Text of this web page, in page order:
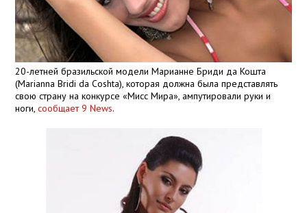
20-летней бразильской модели Марианне Бриди да Кошта
(Marianna Bridi da Coshta), которая должна была представлять
свою страну на конкурсе «Мисс Мира», ампутировали руки и
ноги,сообщает 9 News.